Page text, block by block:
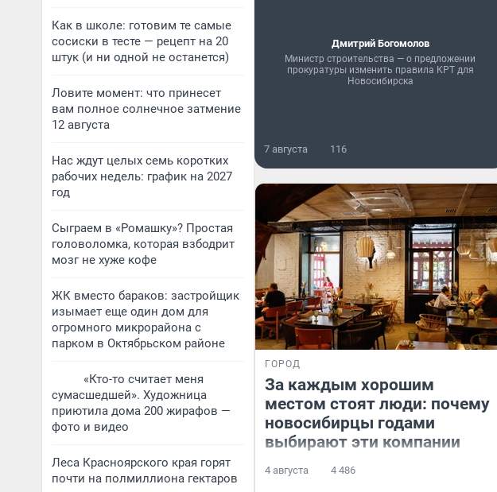
Как в школе: готовим те самые
сосиски в тесте — рецепт на 20
штук (и ни одной не останется)
Ловите момент: что принесет
вам полное солнечное затмение
12 августа
Нас ждут целых семь коротких
рабочих недель: график на 2027
год
Сыграем в «Ромашку»? Простая
головоломка, которая взбодрит
мозг не хуже кофе
ЖК вместо бараков: застройщик
изымает еще один дом для
огромного микрорайона с
парком в Октябрьском районе
«Кто-то считает меня
сумасшедшей». Художница
приютила дома 200 жирафов —
фото и видео
Леса Красноярского края горят
почти на полмиллиона гектаров
Дмитрий Богомолов
Министр строительства — о предложении
прокуратуры изменить правила КРТ для
Новосибирска
7 августа 116
ГОРОД
За каждым хорошим
местом стоят люди: почему
новосибирцы годами
выбирают эти компании
4 августа 4 486